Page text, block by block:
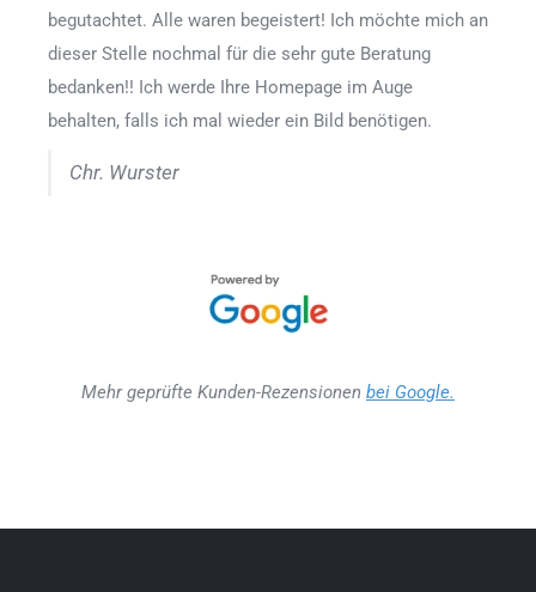
begutachtet. Alle waren begeistert! Ich möchte mich an
dieser Stelle nochmal für die sehr gute Beratung
bedanken!! Ich werde Ihre Homepage im Auge
behalten, falls ich mal wieder ein Bild benötigen.
Chr. Wurster
Mehr geprüfte Kunden-Rezensionen bei Google.